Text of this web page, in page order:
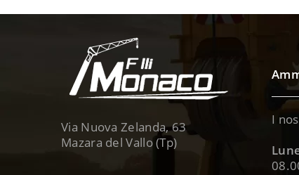
Via Nuova Zelanda, 63
Mazara del Vallo (Tp)
I